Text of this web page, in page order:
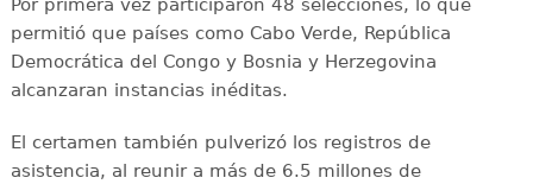
Por primera vez participaron 48 selecciones, lo que
permitió que países como Cabo Verde, República
Democrática del Congo y Bosnia y Herzegovina
alcanzaran instancias inéditas.
El certamen también pulverizó los registros de
asistencia, al reunir a más de 6.5 millones de